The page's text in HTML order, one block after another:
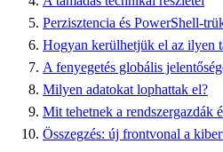
Perzisztencia és PowerShell-
Hogyan kerülhetjük el az ilyen
A fenyegetés globális
Milyen adatokat lophattak el?
Mit tehetnek a rendszergazdák
Összegzés: új frontvonal a